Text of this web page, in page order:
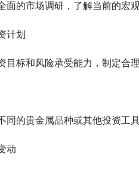
面的市场调研，了解当前的宏
计划
目标和风险承受能力，制定合
同的贵金属品种或其他投资工
动